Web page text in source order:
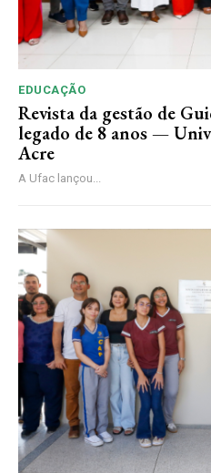
EDUCAÇÃO
Revista da gestão de
legado de 8 anos —
Acre
A Ufac lançou...